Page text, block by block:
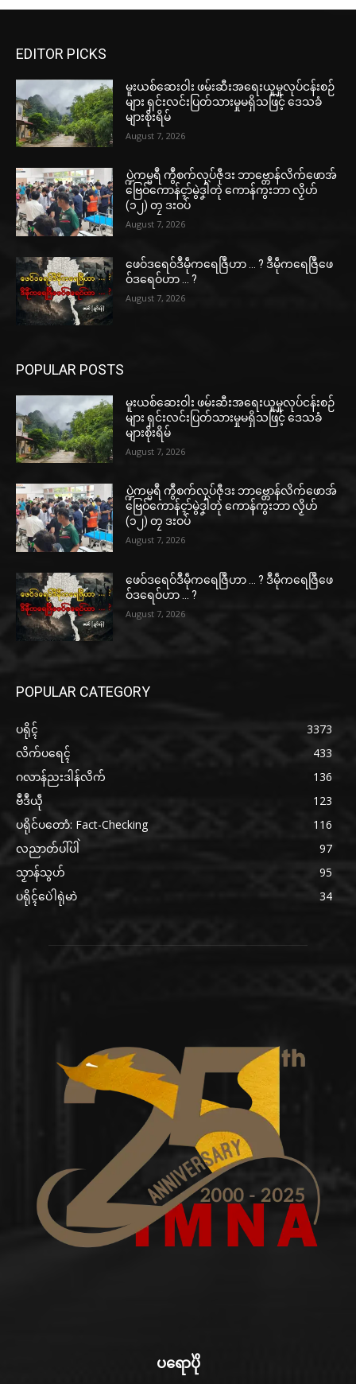
EDITOR PICKS
မူးယစ်ဆေးဝါး ဖမ်းဆီးအရေးယူမှုလုပ်ငန်းစဉ်
များ ရှင်းလင်းပြတ်သားမှုမရှိသဖြင့် ဒေသခံ
များစိုးရိမ်
August 7, 2026
ပ္ဍဲကမ္မရဳ ကွဳစက်လုပ်ဇီုဒး ဘာဗ္တောန်လိက်ဖောအ်
ဗြေဝ်ကောန်ၚာ်မွဲဒၞါဲတုဲ ကောန်ကွးဘာ လၟိဟ်
(၁၂) တၠ ဒးဝပ်
August 7, 2026
ဖေဝ်ဒရေဝ်ဒဳမဵုကရေဇြဳဟာ … ? ဒဳမဵုကရေဇြဳဖေ
ဝ်ဒရေဝ်ဟာ … ?
August 7, 2026
POPULAR POSTS
မူးယစ်ဆေးဝါး ဖမ်းဆီးအရေးယူမှုလုပ်ငန်းစဉ်
များ ရှင်းလင်းပြတ်သားမှုမရှိသဖြင့် ဒေသခံ
များစိုးရိမ်
August 7, 2026
ပ္ဍဲကမ္မရဳ ကွဳစက်လုပ်ဇီုဒး ဘာဗ္တောန်လိက်ဖောအ်
ဗြေဝ်ကောန်ၚာ်မွဲဒၞါဲတုဲ ကောန်ကွးဘာ လၟိဟ်
(၁၂) တၠ ဒးဝပ်
August 7, 2026
ဖေဝ်ဒရေဝ်ဒဳမဵုကရေဇြဳဟာ … ? ဒဳမဵုကရေဇြဳဖေ
ဝ်ဒရေဝ်ဟာ … ?
August 7, 2026
POPULAR CATEGORY
ပရိုၚ်
3373
လိက်ပရေၚ်
433
ဂလာန်ညးဒါန်လိက်
136
ဗဳဒဳယဵု
123
ပရိုင်ပတောံ: Fact-Checking
116
လညာတ်ပါ်ပါဲ
97
သၟာန်သွဟ်
95
ပရိုၚ်ပေဲါရုဲမာဲ
34
ပရောပိုဲ